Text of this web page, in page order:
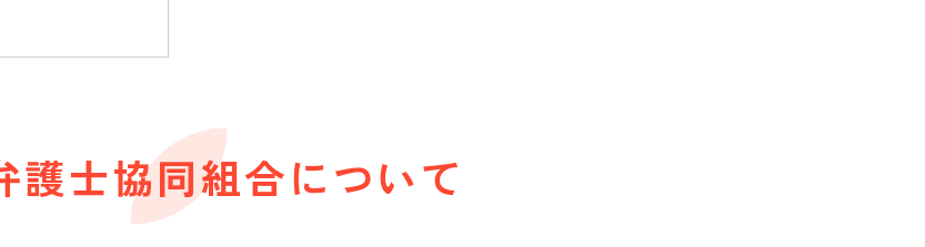
護士協同組合について